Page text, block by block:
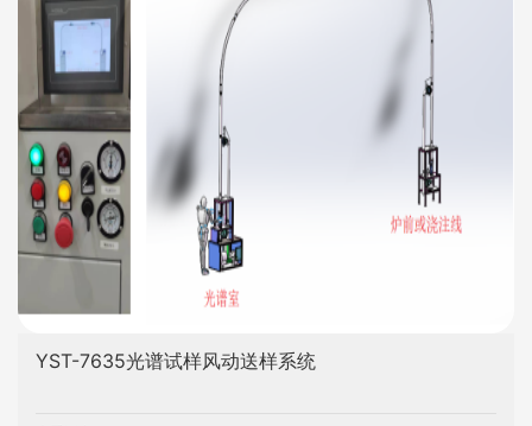
YST-7635光谱试样风动送样系统